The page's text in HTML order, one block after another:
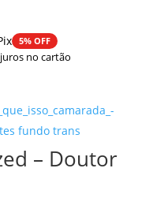
5% OFF
no cartão
– Doutor